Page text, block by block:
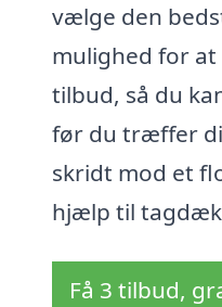
vælge den
mulighed for
tilbud, så du
før du træffer
skridt mod et
hjælp til
Få 3 tilbud,